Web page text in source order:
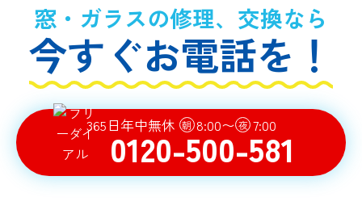
窓・ガラスの修理、交換なら
今すぐお電話を！
365日年中無休 朝 8:00〜 夜 7:00
0120-500-581